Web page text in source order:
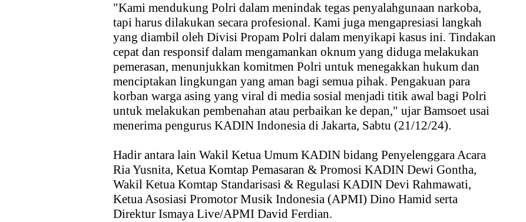
"Kami mendukung Polri dalam menindak tegas penyalahgunaan narkoba,
tapi harus dilakukan secara profesional. Kami juga mengapresiasi langkah
yang diambil oleh Divisi Propam Polri dalam menyikapi kasus ini. Tindakan
cepat dan responsif dalam mengamankan oknum yang diduga melakukan
pemerasan, menunjukkan komitmen Polri untuk menegakkan hukum dan
menciptakan lingkungan yang aman bagi semua pihak. Pengakuan para
korban warga asing yang viral di media sosial menjadi titik awal bagi Polri
untuk melakukan pembenahan atau perbaikan ke depan," ujar Bamsoet usai
menerima pengurus KADIN Indonesia di Jakarta, Sabtu (21/12/24).
Hadir antara lain Wakil Ketua Umum KADIN bidang Penyelenggara Acara
Ria Yusnita, Ketua Komtap Pemasaran & Promosi KADIN Dewi Gontha,
Wakil Ketua Komtap Standarisasi & Regulasi KADIN Devi Rahmawati,
Ketua Asosiasi Promotor Musik Indonesia (APMI) Dino Hamid serta
Direktur Ismaya Live/APMI David Ferdian.